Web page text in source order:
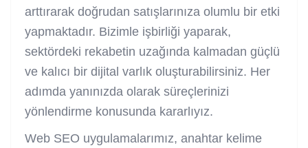
arttırarak doğrudan satışlarınıza olumlu bir etki
yapmaktadır. Bizimle işbirliği yaparak,
sektördeki rekabetin uzağında kalmadan güçlü
ve kalıcı bir dijital varlık oluşturabilirsiniz. Her
adımda yanınızda olarak süreçlerinizi
yönlendirme konusunda kararlıyız.
Web SEO uygulamalarımız, anahtar kelime